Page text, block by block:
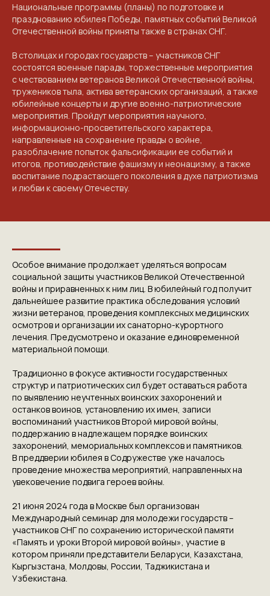
Национальные программы (планы) по подготовке и
празднованию юбилея Победы, памятных событий Великой
Отечественной войны приняты также в странах СНГ.
В столицах и городах государств – участников СНГ
состоятся военные парады, торжественные мероприятия
с чествованием ветеранов Великой Отечественной войны,
тружеников тыла, актива ветеранских организаций, а также
юбилейные концерты и другие военно-патриотические
мероприятия. Пройдут мероприятия научного,
информационно-просветительского характера,
направленные на сохранение правды о войне,
разоблачение попыток фальсификации ее событий и
итогов, противодействие фашизму и неонацизму, а также
воспитание подрастающего поколения в духе патриотизма
и любви к своему Отечеству.
Особое внимание продолжает уделяться вопросам
социальной защиты участников Великой Отечественной
войны и приравненных к ним лиц. В юбилейный год получит
дальнейшее развитие практика обследования условий
жизни ветеранов, проведения комплексных медицинских
осмотров и организации их санаторно-курортного
лечения. Предусмотрено и оказание единовременной
материальной помощи.
Традиционно в фокусе активности государственных
структур и патриотических сил будет оставаться работа
по выявлению неучтенных воинских захоронений и
останков воинов, установлению их имен, записи
воспоминаний участников Второй мировой войны,
поддержанию в надлежащем порядке воинских
захоронений, мемориальных комплексов и памятников.
В преддверии юбилея в Содружестве уже началось
проведение множества мероприятий, направленных на
увековечение подвига героев войны.
21 июня 2024 года в Москве был организован
Международный семинар для молодежи государств –
участников СНГ по сохранению исторической памяти
«Память и уроки Второй мировой войны», участие в
котором приняли представители Беларуси, Казахстана,
Кыргызстана, Молдовы, России, Таджикистана и
Узбекистана.
КОНТАКТЫ
ПРИГЛАШАЕМ ВАС
ПРИНЯТЬ УЧАСТИЕ В